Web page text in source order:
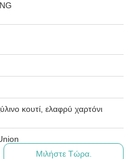
κουτί, ελαφρύ χαρτόνι
Μιλήστε Τώρα.